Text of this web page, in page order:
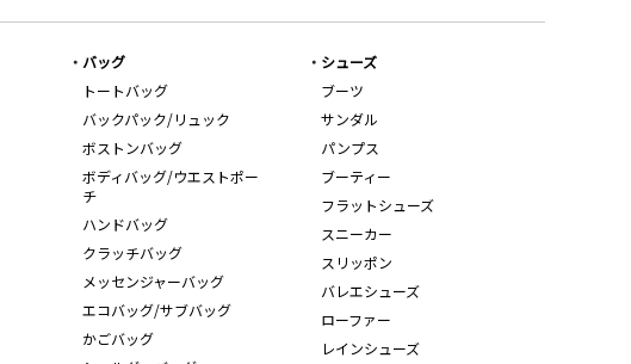
バッグ
トートバッグ
バックパック/リュック
ボストンバッグ
ボディバッグ/ウエストポー
チ
ハンドバッグ
クラッチバッグ
メッセンジャーバッグ
エコバッグ/サブバッグ
かごバッグ
シューズ
ブーツ
サンダル
パンプス
ブーティー
フラットシューズ
スニーカー
スリッポン
バレエシューズ
ローファー
レインシューズ